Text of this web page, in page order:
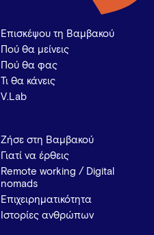
Επισκέψου τη Βαμβακού
Πού θα μείνεις
Πού θα φας
Τι θα κάνεις
V.Lab
Ζήσε στη Βαμβακού
Γιατί να έρθεις
Remote working / Digital
nomads
Επιχειρηματικότητα
Ιστορίες ανθρώπων